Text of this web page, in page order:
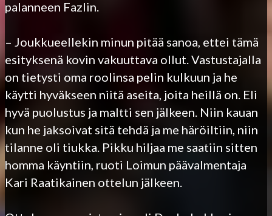
palanneen Fazlin.
– Joukkueellekin minun pitää sanoa, ettei tämä
esityksenä kovin vakuuttava ollut. Vastustajalla
on tietysti oma roolinsa pelin kulkuun ja he
käytti hyväkseen niitä aseita, joita heillä on. Eli
hyvä puolustus ja maltti sen jälkeen. Niin kauan
kun he jaksoivat sitä tehdä ja me häröiltiin, niin
tilanne oli tiukka. Pikku hiljaa me saatiin sitten
homma käyntiin, ruoti Loimun päävalmentaja
Kari Raatikainen ottelun jälkeen.